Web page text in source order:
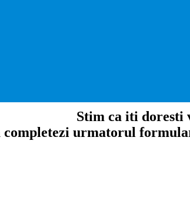
Stim ca iti doresti
completezi urmatorul